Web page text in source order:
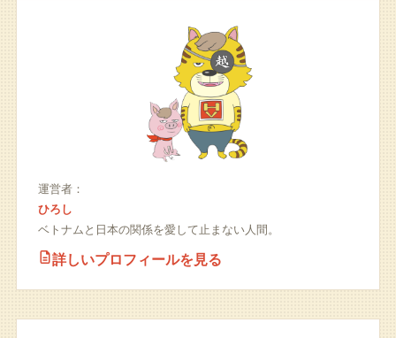
運営者：
ひろし
ベトナムと日本の関係を愛して止まない人間。
詳しいプロフィールを見る